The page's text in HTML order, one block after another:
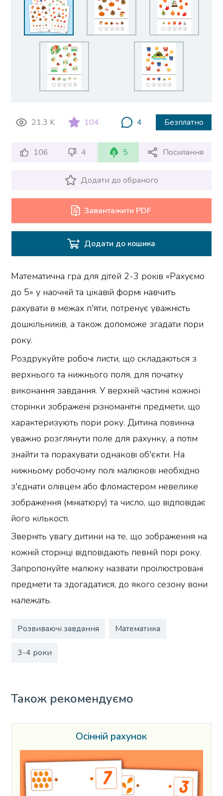
21.3 K 104 4 Безплатно
106 4 5 Посилання
Додати до обраного
Завантажити PDF
Додати до кошика
Математична гра для дітей 2-3 років «Рахуємо
до 5» у наочній та цікавій формі навчить
рахувати в межах п'яти, потренує уважність
дошкільників, а також допоможе згадати пори
року.
Роздрукуйте робочі листи, що складаються з
верхнього та нижнього поля, для початку
виконання завдання. У верхній частині кожної
сторінки зображені різноманітні предмети, що
характеризують пори року. Дитина повинна
уважно розглянути поле для рахунку, а потім
знайти та порахувати однакові об'єкти. На
нижньому робочому полі малюкові необхідно
з'єднати олівцем або фломастером невелике
зображення (мініатюру) та число, що відповідає
його кількості.
Зверніть увагу дитини на те, що зображення на
кожній сторінці відповідають певній порі року.
Запропонуйте малюку назвати проілюстровані
предмети та здогадатися, до якого сезону вони
належать.
Розвиваючі завдання Математика
3-4 роки
Також рекомендуємо
Осінній рахунок